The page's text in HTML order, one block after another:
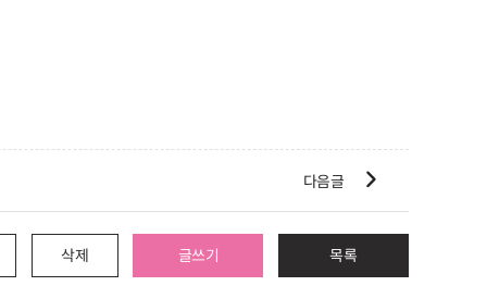
다음글 
삭제 글쓰기 목록